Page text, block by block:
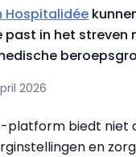
past in het
2026
platform biedt niet
en